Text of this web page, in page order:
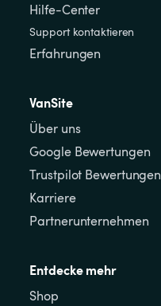
Hilfe-Center
Support kontaktieren
Erfahrungen
VanSite
Über uns
Google Bewertungen
Trustpilot Bewertungen
Karriere
Partnerunternehmen
Entdecke mehr
Shop